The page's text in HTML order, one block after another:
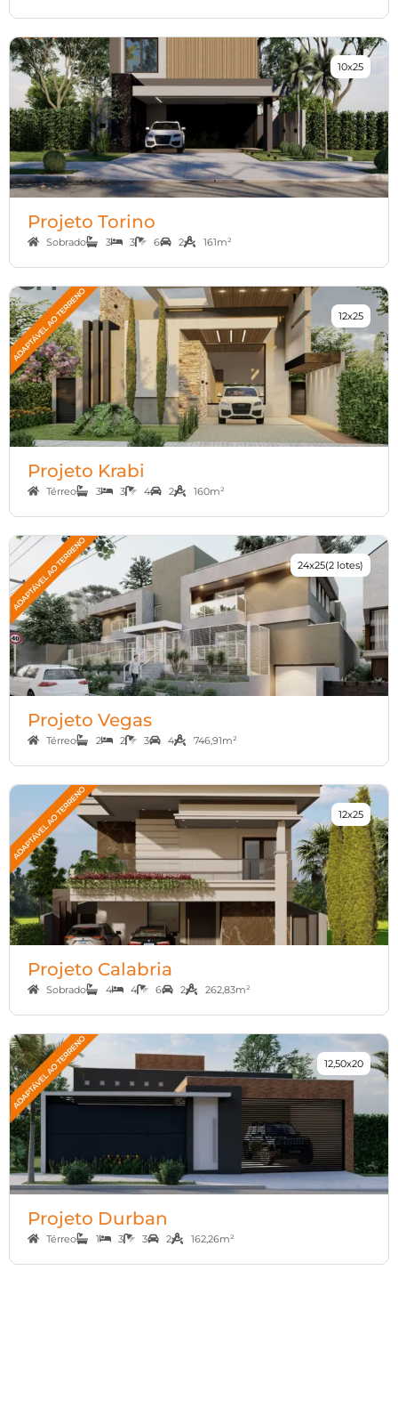
10x25
Projeto Torino
Sobrado 3 3 6 2 161m²
12x25
Projeto Krabi
Térreo 3 3 4 2 160m²
24x25(2 lotes)
Projeto Vegas
Térreo 2 2 3 4 746,91m²
12x25
Projeto Calabria
Sobrado 4 4 6 2 262,83m²
12,50x20
Projeto Durban
Térreo 1 3 3 2 162,26m²